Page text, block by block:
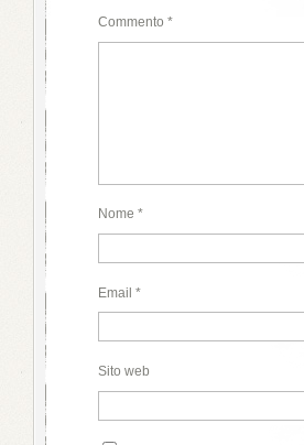
Commento *
Nome *
Email *
Sito web